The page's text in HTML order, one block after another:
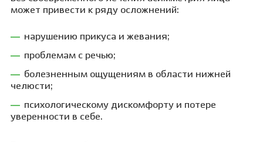
может привести к ряду осложнений:
нарушению прикуса и жевания;
проблемам с речью;
болезненным ощущениям в области нижней
челюсти;
психологическому дискомфорту и потере
уверенности в себе.